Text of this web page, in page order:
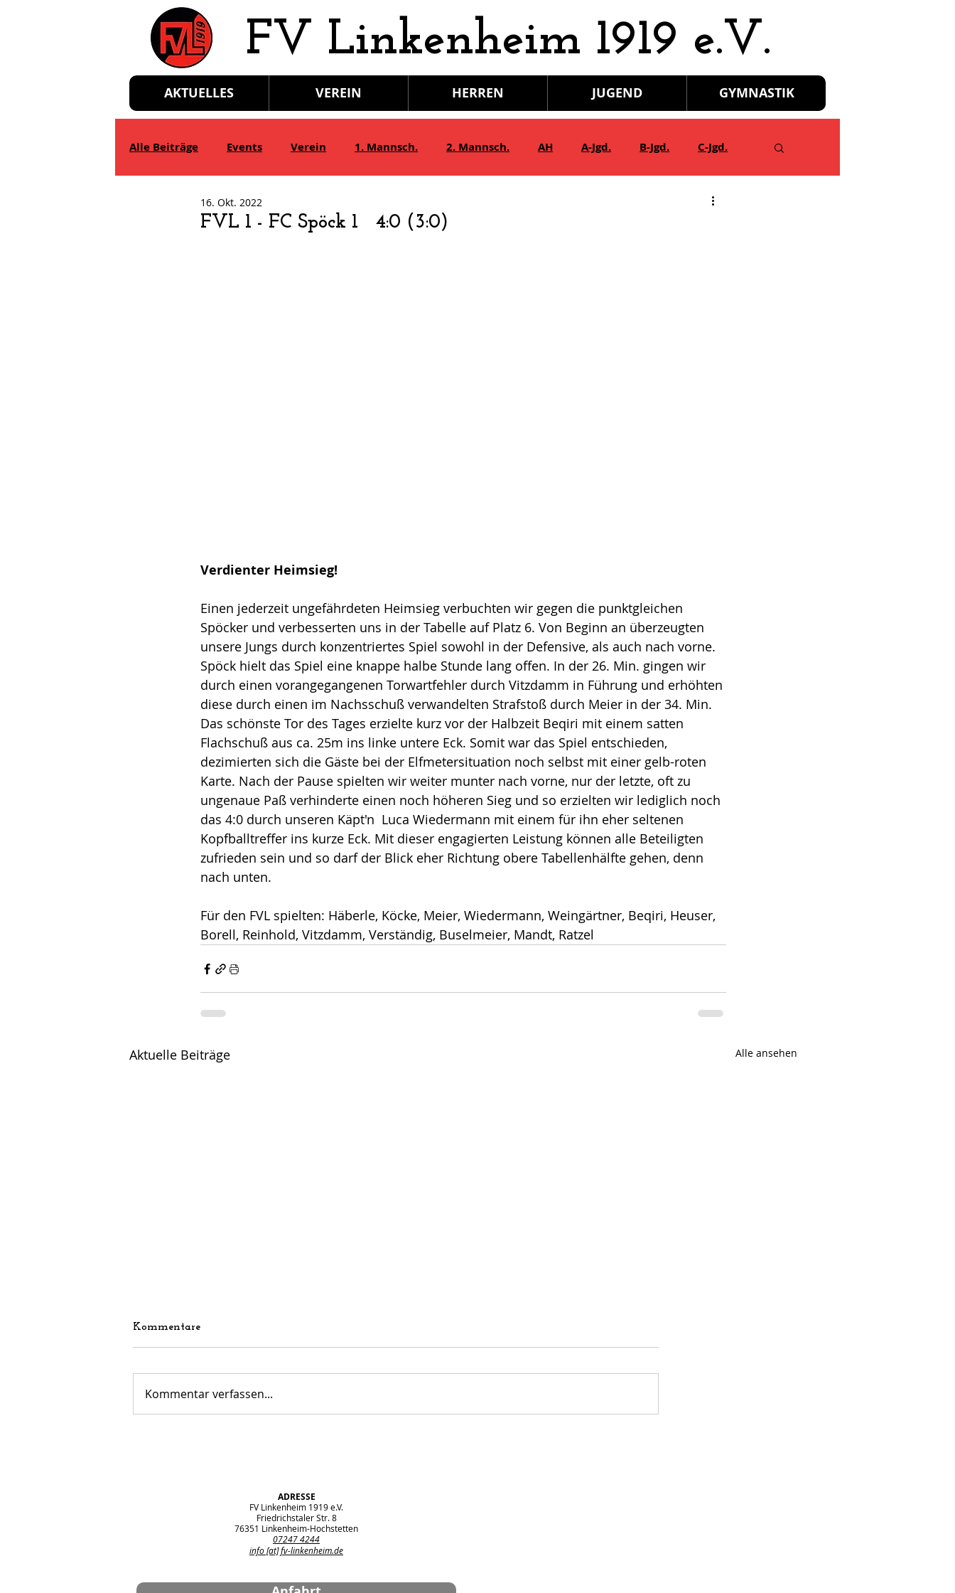
​FV Linkenheim 1919 e.V.
AKTUELLES VEREIN HERREN JUGEND GYMNASTIK
Alle Beiträge Events Verein 1. Mannsch. 2. Mannsch. AH A-Jgd. B-Jgd. C-Jgd.
E-Jgd.
FVL 1 - FC Spöck 1 4:0 (3:0)
16. Okt. 2022
Verdienter Heimsieg!
Einen jederzeit ungefährdeten Heimsieg verbuchten wir gegen die punktgleichen
Spöcker und verbesserten uns in der Tabelle auf Platz 6. Von Beginn an überzeugten
unsere Jungs durch konzentriertes Spiel sowohl in der Defensive, als auch nach vorne.
Spöck hielt das Spiel eine knappe halbe Stunde lang offen. In der 26. Min. gingen wir
durch einen vorangegangenen Torwartfehler durch Vitzdamm in Führung und erhöhten
diese durch einen im Nachsschuß verwandelten Strafstoß durch Meier in der 34. Min.
Das schönste Tor des Tages erzielte kurz vor der Halbzeit Beqiri mit einem satten
Flachschuß aus ca. 25m ins linke untere Eck. Somit war das Spiel entschieden,
dezimierten sich die Gäste bei der Elfmetersituation noch selbst mit einer gelb-roten
Karte. Nach der Pause spielten wir weiter munter nach vorne, nur der letzte, oft zu
ungenaue Paß verhinderte einen noch höheren Sieg und so erzielten wir lediglich noch
das 4:0 durch unseren Käpt'n  Luca Wiedermann mit einem für ihn eher seltenen
Kopfballtreffer ins kurze Eck. Mit dieser engagierten Leistung können alle Beteiligten
zufrieden sein und so darf der Blick eher Richtung obere Tabellenhälfte gehen, denn
nach unten.
Für den FVL spielten: Häberle, Köcke, Meier, Wiedermann, Weingärtner, Beqiri, Heuser,
Borell, Reinhold, Vitzdamm, Verständig, Buselmeier, Mandt, Ratzel
Aktuelle Beiträge Alle ansehen
Kommentare
Kommentar verfassen...
ADRESSE
FV Linkenheim 1919 e.V.
Friedrichstaler Str. 8
76351 Linkenheim-Hochstetten
07247 4244
info [at] fv-linkenheim.de